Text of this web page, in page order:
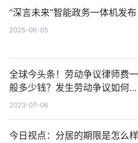
“深言未来”智能政务一体机发布
2025-06-05
全球今头条！劳动争议律师费一
般多少钱？发生劳动争议如何算
工资？
2023-07-06
今日视点：分居的期限是怎么样